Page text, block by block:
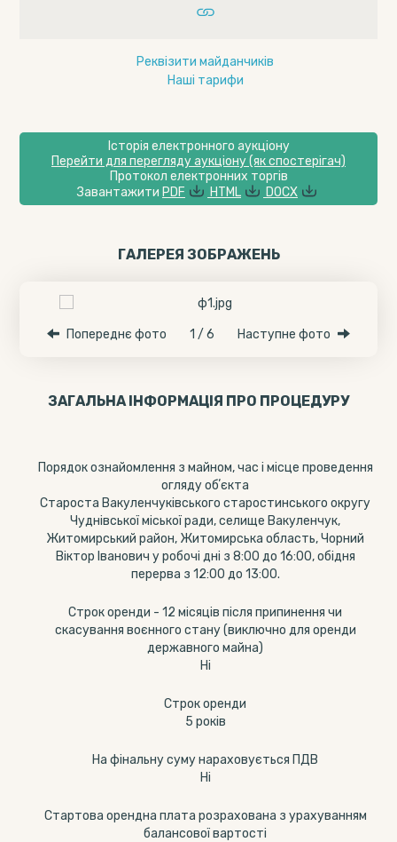
Реквізити майданчиків
Наші тарифи
Історія електронного аукціону
Перейти для перегляду аукціону (як спостерігач)
Протокол електронних торгів
Завантажити PDF HTML DOCX
ГАЛЕРЕЯ ЗОБРАЖЕНЬ
Попереднє фото 1 / 6 Наступне фото
ЗАГАЛЬНА ІНФОРМАЦІЯ ПРО ПРОЦЕДУРУ
Порядок ознайомлення з майном, час і місце проведення
огляду обʼєкта
Староста Вакуленчуківського старостинського округу
Чуднівської міської ради, селище Вакуленчук,
Житомирський район, Житомирська область, Чорний
Віктор Іванович у робочі дні з 8:00 до 16:00, обідня
перерва з 12:00 до 13:00.
Строк оренди - 12 місяців після припинення чи
скасування воєнного стану (виключно для оренди
державного майна)
Ні
Строк оренди
5 років
На фінальну суму нараховується ПДВ
Ні
Стартова орендна плата розрахована з урахуванням
балансової вартості